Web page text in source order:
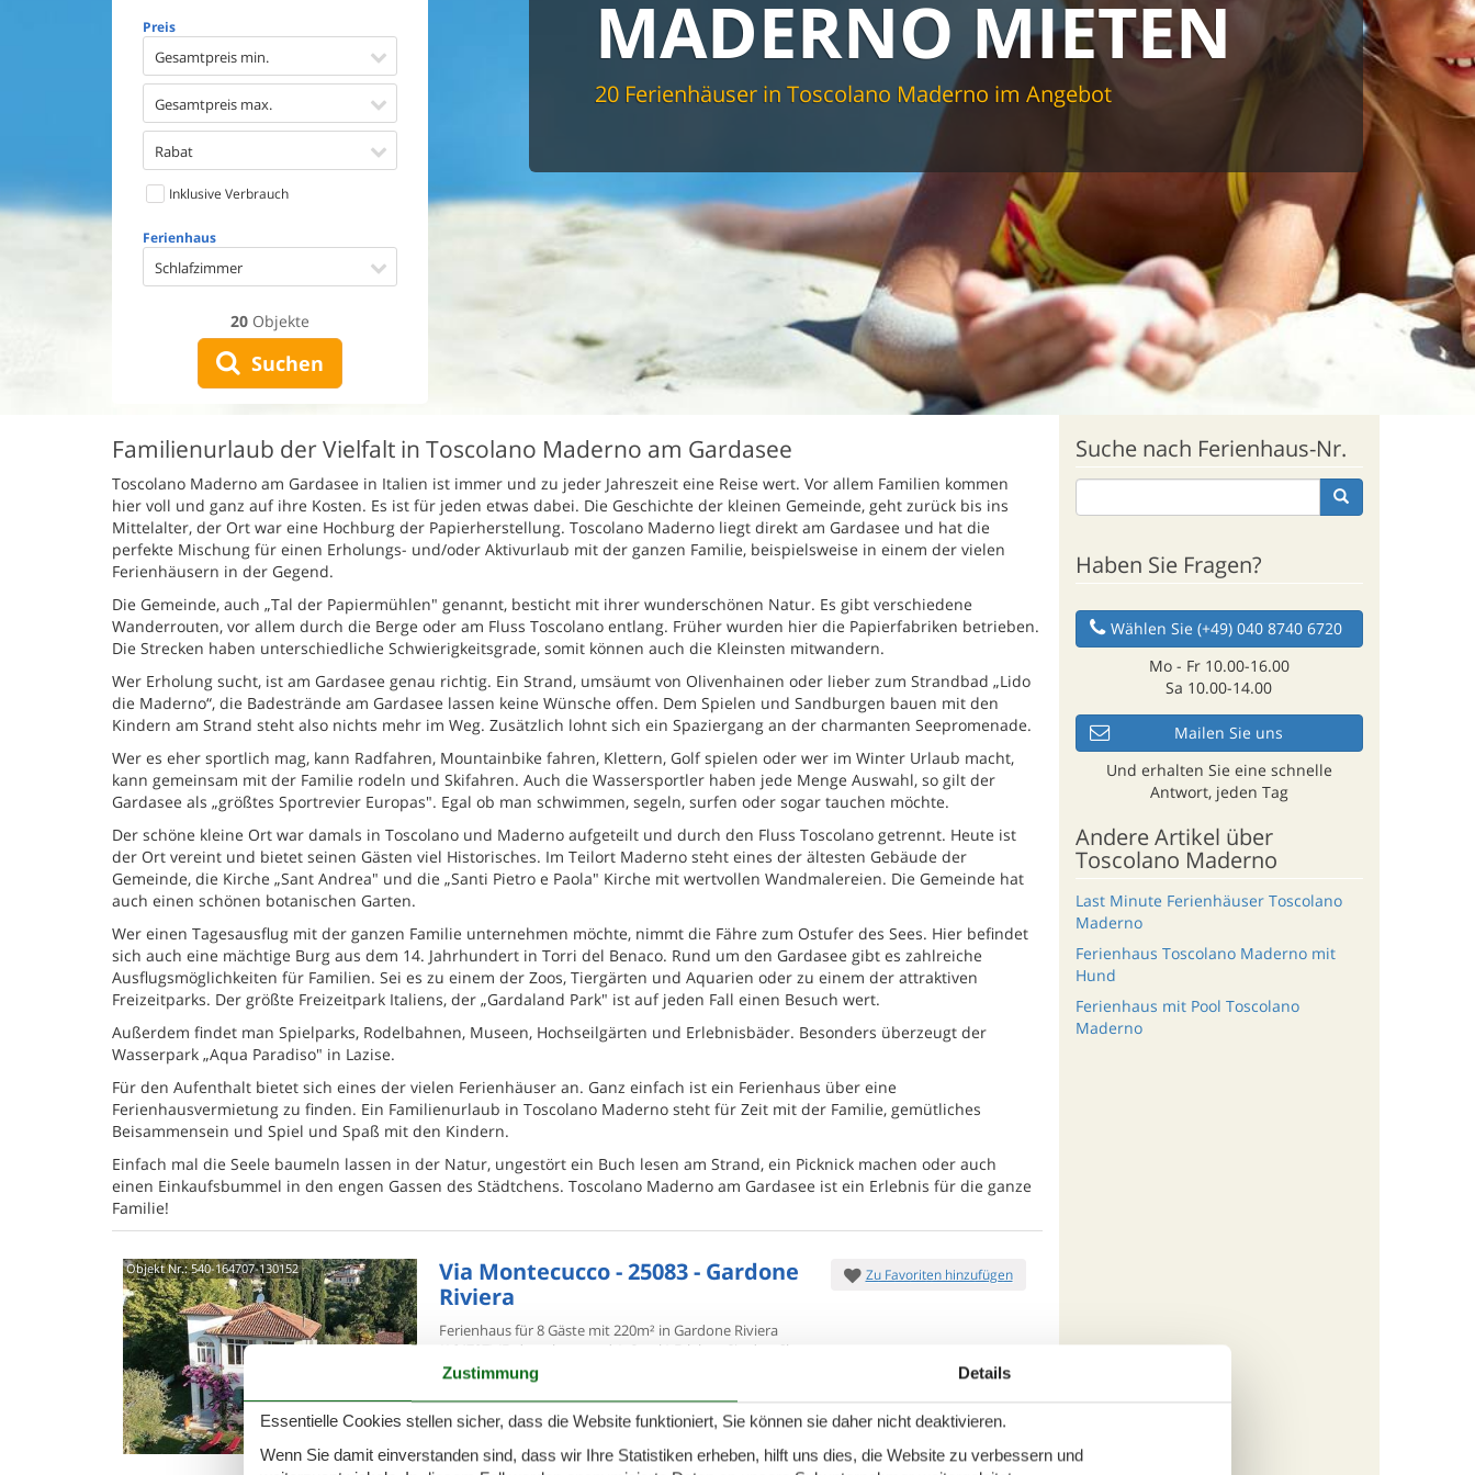
Preis
Gesamtpreis min.
Gesamtpreis max.
Rabat
Inklusive Verbrauch
Ferienhaus
Schlafzimmer
20 Objekte
Suchen
Eingezäunter Bereich
Klimaanlage
Ladestation für Elektroauto
MADERNO MIETEN
20 Ferienhäuser in Toscolano Maderno im Angebot
Familienurlaub der Vielfalt in Toscolano Maderno am Gardasee
Toscolano Maderno am Gardasee in Italien ist immer und zu jeder Jahreszeit eine Reise wert. Vor allem Familien kommen
hier voll und ganz auf ihre Kosten. Es ist für jeden etwas dabei. Die Geschichte der kleinen Gemeinde, geht zurück bis ins
Mittelalter, der Ort war eine Hochburg der Papierherstellung. Toscolano Maderno liegt direkt am Gardasee und hat die
perfekte Mischung für einen Erholungs- und/oder Aktivurlaub mit der ganzen Familie, beispielsweise in einem der vielen
Ferienhäusern in der Gegend.
Die Gemeinde, auch „Tal der Papiermühlen" genannt, besticht mit ihrer wunderschönen Natur. Es gibt verschiedene
Wanderrouten, vor allem durch die Berge oder am Fluss Toscolano entlang. Früher wurden hier die Papierfabriken betrieben.
Die Strecken haben unterschiedliche Schwierigkeitsgrade, somit können auch die Kleinsten mitwandern.
Wer Erholung sucht, ist am Gardasee genau richtig. Ein Strand, umsäumt von Olivenhainen oder lieber zum Strandbad „Lido
die Maderno“, die Badestrände am Gardasee lassen keine Wünsche offen. Dem Spielen und Sandburgen bauen mit den
Kindern am Strand steht also nichts mehr im Weg. Zusätzlich lohnt sich ein Spaziergang an der charmanten Seepromenade.
Wer es eher sportlich mag, kann Radfahren, Mountainbike fahren, Klettern, Golf spielen oder wer im Winter Urlaub macht,
kann gemeinsam mit der Familie rodeln und Skifahren. Auch die Wassersportler haben jede Menge Auswahl, so gilt der
Gardasee als „größtes Sportrevier Europas". Egal ob man schwimmen, segeln, surfen oder sogar tauchen möchte.
Der schöne kleine Ort war damals in Toscolano und Maderno aufgeteilt und durch den Fluss Toscolano getrennt. Heute ist
der Ort vereint und bietet seinen Gästen viel Historisches. Im Teilort Maderno steht eines der ältesten Gebäude der
Gemeinde, die Kirche „Sant Andrea" und die „Santi Pietro e Paola" Kirche mit wertvollen Wandmalereien. Die Gemeinde hat
auch einen schönen botanischen Garten.
Wer einen Tagesausflug mit der ganzen Familie unternehmen möchte, nimmt die Fähre zum Ostufer des Sees. Hier befindet
sich auch eine mächtige Burg aus dem 14. Jahrhundert in Torri del Benaco. Rund um den Gardasee gibt es zahlreiche
Ausflugsmöglichkeiten für Familien. Sei es zu einem der Zoos, Tiergärten und Aquarien oder zu einem der attraktiven
Freizeitparks. Der größte Freizeitpark Italiens, der „Gardaland Park" ist auf jeden Fall einen Besuch wert.
Außerdem findet man Spielparks, Rodelbahnen, Museen, Hochseilgärten und Erlebnisbäder. Besonders überzeugt der
Wasserpark „Aqua Paradiso" in Lazise.
Für den Aufenthalt bietet sich eines der vielen Ferienhäuser an. Ganz einfach ist ein Ferienhaus über eine
Ferienhausvermietung zu finden. Ein Familienurlaub in Toscolano Maderno steht für Zeit mit der Familie, gemütliches
Beisammensein und Spiel und Spaß mit den Kindern.
Einfach mal die Seele baumeln lassen in der Natur, ungestört ein Buch lesen am Strand, ein Picknick machen oder auch
einen Einkaufsbummel in den engen Gassen des Städtchens. Toscolano Maderno am Gardasee ist ein Erlebnis für die ganze
Familie!
Objekt Nr.:540-164707-130152
Via Montecucco - 25083 - Gardone
Riviera
Ferienhaus für 8 Gäste mit 220m² in Gardone Riviera
(164707) (Erdgeschoss und
1. Stock) Erleben Sie den Charme
einer historischen Belle-Époque-Villa am
8 Personen
1 Haustier
4 Schlafzimmer
3 Badezimmer
Zu Favoriten hinzufügen
7 Übernachtungen
5.408,-
8Personen
Suche nach Ferienhaus-Nr.
Haben Sie Fragen?
Wählen Sie (+49) 040 8740 6720
Mo - Fr 10.00-16.00
Sa 10.00-14.00
Mailen Sie uns
Und erhalten Sie eine schnelle
Antwort, jeden Tag
Andere Artikel über
Toscolano Maderno
Last Minute Ferienhäuser Toscolano
Maderno
Ferienhaus Toscolano Maderno mit
Hund
Ferienhaus mit Pool Toscolano
Maderno
Zustimmung Details
Essentielle Cookies stellen sicher, dass die Website funktioniert, Sie können sie daher nicht deaktivieren.
Wenn Sie damit einverstanden sind, dass wir Ihre Statistiken erheben, hilft uns dies, die Website zu verbessern und